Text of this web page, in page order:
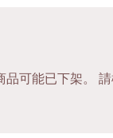
可能已下架。